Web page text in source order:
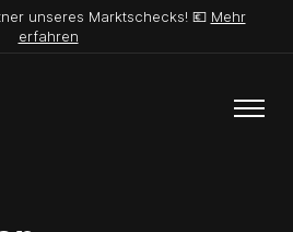
unseres Marktschecks! 💶 Mehr
erfahren